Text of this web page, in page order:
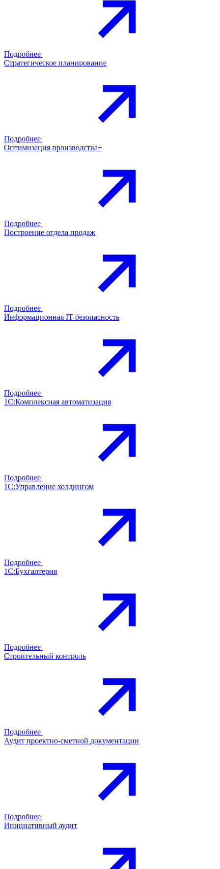
Подробнее
Стратегическое планирование
Подробнее
Оптимизация производства+
Подробнее
Построение отдела продаж
Подробнее
Информационная IT-безопасность
Подробнее
1С:Комплексная автоматизация
Подробнее
1С:Управление холдингом
Подробнее
1С:Бухгалтерия
Подробнее
Строительный контроль
Подробнее
Аудит проектно-сметной документации
Подробнее
Инициативный аудит